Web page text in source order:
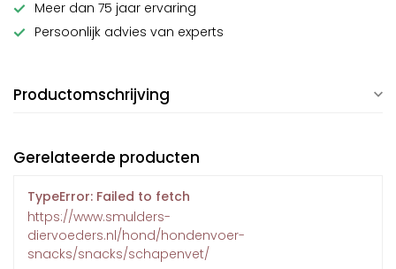
Meer dan 75 jaar ervaring
Persoonlijk advies van experts
Productomschrijving
Gerelateerde producten
TypeError: Failed to fetch
https://www.smulders-
diervoeders.nl/hond/hondenvoer-
snacks/snacks/schapenvet/